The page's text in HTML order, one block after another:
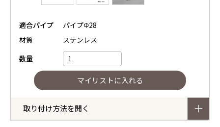
適合パイプ
パイプΦ28
材質
ステンレス
数量
取り付け方法を開く